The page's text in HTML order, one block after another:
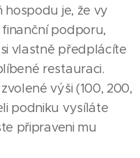
hospodu je, že vy
podporu,
vlastně předplácíte
restauraci.
výši (100, 200,
podniku vysíláte
připraveni mu